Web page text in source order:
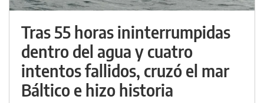
Tras 55 horas ininterrumpidas
dentro del agua y cuatro
intentos fallidos, cruzó el mar
Báltico e hizo historia